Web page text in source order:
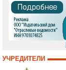
УЧРЕДИТЕЛИ